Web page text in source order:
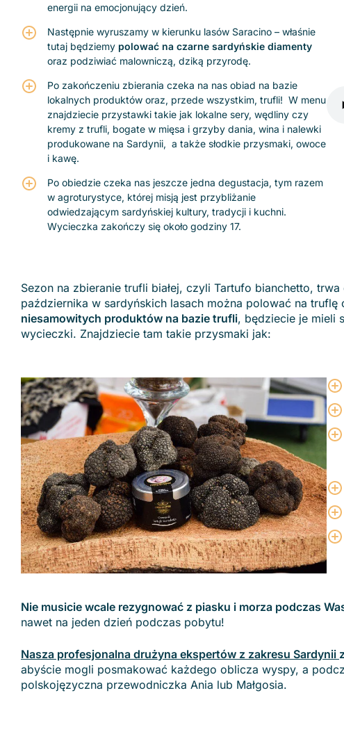
energii na emocjonujący dzień.
Następnie wyruszamy w kierunku lasów Saracino – właśnie
tutaj będziemy polować na czarne sardyńskie diamenty
oraz podziwiać malowniczą, dziką przyrodę.
Po zakończeniu zbierania czeka na nas obiad na bazie
lokalnych produktów oraz, przede wszystkim, trufli! W menu
znajdziecie przystawki takie jak lokalne sery, wędliny czy
kremy z trufli, bogate w mięsa i grzyby dania, wina i nalewki
produkowane na Sardynii, a także słodkie przysmaki, owoce
i kawę.
Po obiedzie czeka nas jeszcze jedna degustacja, tym razem
w agroturystyce, której misją jest przybliżanie
odwiedzającym sardyńskiej kultury, tradycji i kuchni.
Wycieczka zakończy się około godziny 17.
Sezon na zbieranie trufli białej, czyli Tartufo bianchetto,
października w sardyńskich lasach można polować na truflę
niesamowitych produktów na bazie trufli, będziecie je mieli
wycieczki. Znajdziecie tam takie przysmaki jak:
Nie musicie wcale rezygnować z piasku i morza podczas
nawet na jeden dzień podczas pobytu!
Nasza profesjonalna drużyna ekspertów z zakresu Sardynii
abyście mogli posmakować każdego oblicza wyspy, a
polskojęzyczna przewodniczka Ania lub Małgosia.